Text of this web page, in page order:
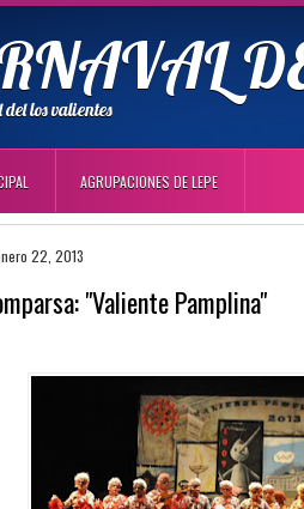
los valientes
AGRUPACIONES DE LEPE
22, 2013
"Valiente Pamplina"